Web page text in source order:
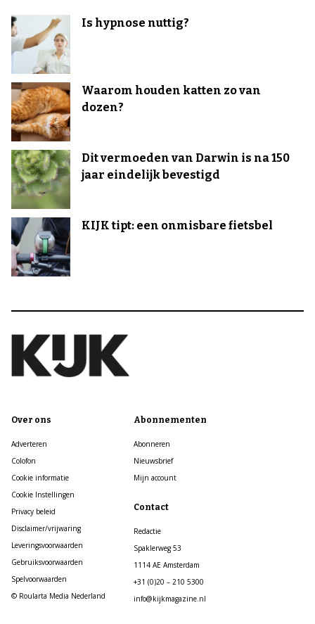
Is hypnose nuttig?
Waarom houden katten zo van
dozen?
Dit vermoeden van Darwin is na 150
jaar eindelijk bevestigd
KIJK tipt: een onmisbare fietsbel
Over ons
Adverteren
Colofon
Cookie informatie
Cookie Instellingen
Privacy beleid
Disclaimer/vrijwaring
Leveringsvoorwaarden
Gebruiksvoorwaarden
Spelvoorwaarden
© Roularta Media Nederland
Abonnementen
Abonneren
Nieuwsbrief
Mijn account
Contact
Redactie
Spaklerweg 53
1114 AE Amsterdam
+31 (0)20 – 210 5300
info@kijkmagazine.nl